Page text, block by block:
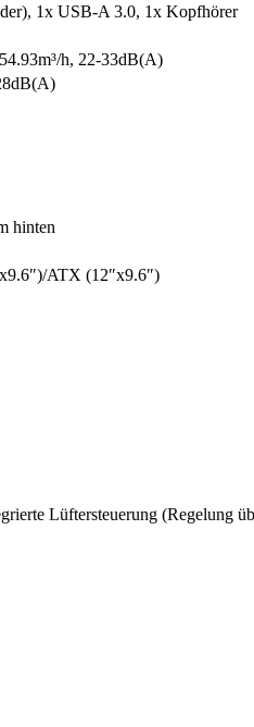
1x USB-A 3.0, 1x Kopfhörer
​h, 22-33dB(A)
hinten
ATX (12″x9.6″)
Lüftersteuerung (Regelung